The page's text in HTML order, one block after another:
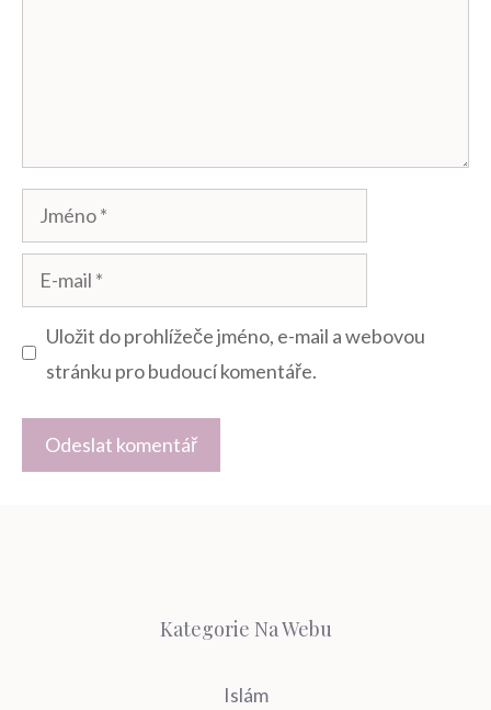
Jméno
mail
Uložit do prohlížeče jméno, e-mail a webovou
stránku pro budoucí komentáře.
Kategorie Na Webu
Islám